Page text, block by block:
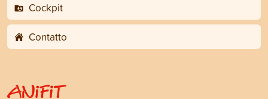
Cockpit
Contatto